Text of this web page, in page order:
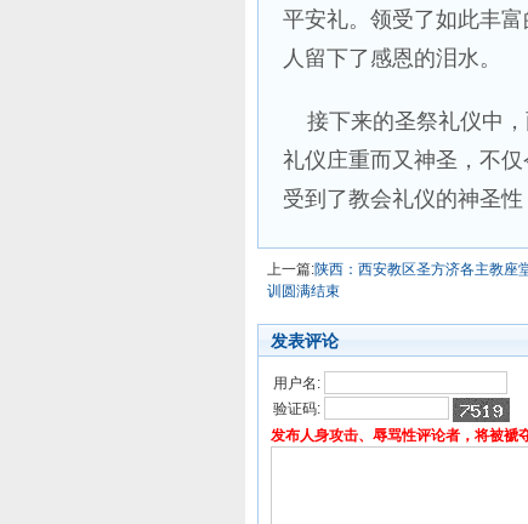
平安礼。领受了如此丰
人留下了感恩的泪水。
接下来的圣祭礼仪中，
礼仪庄重而又神圣，不
受到了教会礼仪的神圣
上一篇:陕西：西安教区圣方济各主教座
训圆满结束
发表评论
用户名:
验证码:
发布人身攻击、辱骂性评论者，将被褫